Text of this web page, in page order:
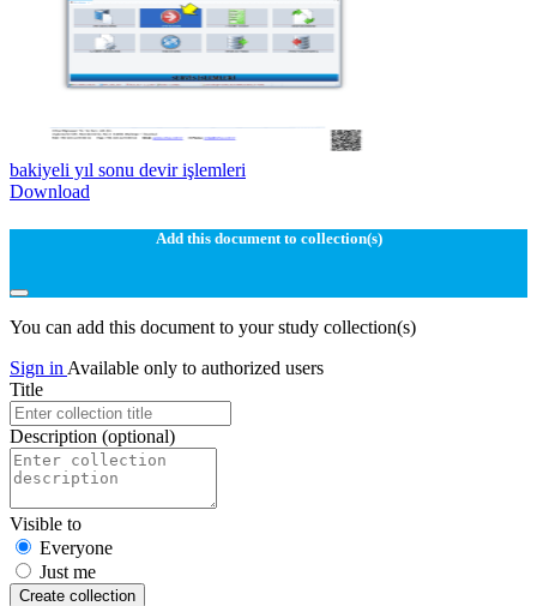
bakiyeli yıl sonu devir işlemleri
Download
Add this document to collection(s)
You can add this document to your study collection(s)
Sign in Available only to authorized users
Title
Description (optional)
Visible to
Everyone
Just me
Create collection